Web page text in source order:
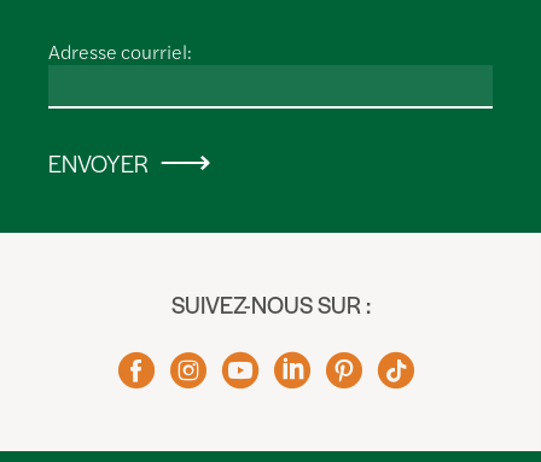
Adresse courriel:
ENVOYER
SUIVEZ-NOUS SUR :